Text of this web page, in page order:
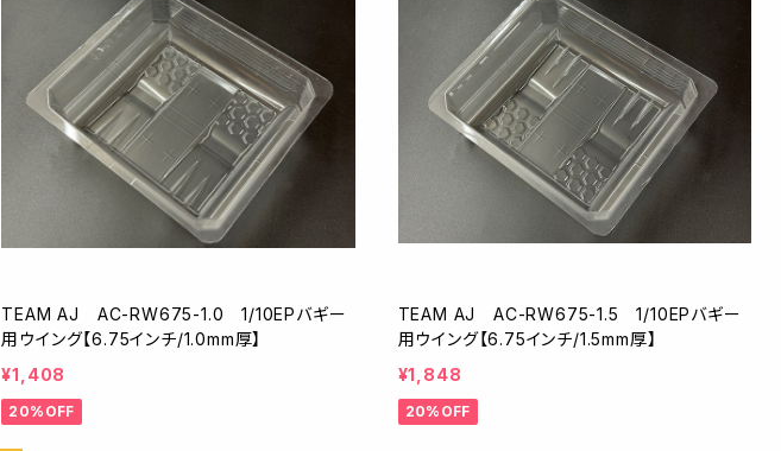
TEAM AJ AC-RW675-1.0 1/10EPバギー
用ウイング【6.75インチ/1.0mm厚】
¥1,408
20%OFF
TEAM AJ AC-RW675-1.5 1/10EPバギー
用ウイング【6.75インチ/1.5mm厚】
¥1,848
20%OFF